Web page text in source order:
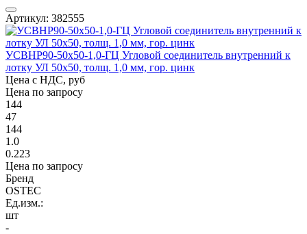
Артикул: 382555
УСВНР90-50х50-1,0-ГЦ Угловой соединитель внутренний к
лотку УЛ 50х50, толщ. 1,0 мм, гор. цинк
Цена с НДС, руб
Цена по запросу
144
47
144
1.0
0.223
Цена по запросу
Бренд
OSTEC
Ед.изм.:
шт
-